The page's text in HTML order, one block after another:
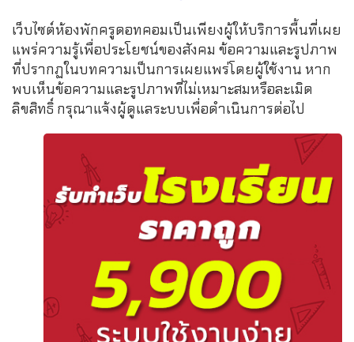
เว็บไซต์ห้องพักครูดอทคอมเป็นเพียงผู้ให้บริการพื้นที่เผย
แพร่ความรู้เพื่อประโยชน์ของสังคม ข้อความและรูปภาพ
ที่ปรากฏในบทความเป็นการเผยแพร่โดยผู้ใช้งาน หาก
พบเห็นข้อความและรูปภาพที่ไม่เหมาะสมหรือละเมิด
ลิขสิทธิ์ กรุณาแจ้งผู้ดูแลระบบเพื่อดำเนินการต่อไป